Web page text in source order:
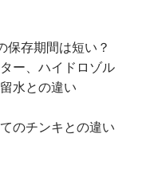
存期間は短い？
ー、ハイドロゾル
水との違い
のチンキとの違い